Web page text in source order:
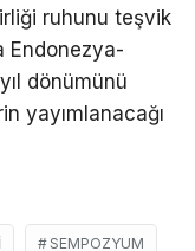
ruhunu teşvik
Endonezya-
dönümünü
yayımlanacağı
SEMPOZYUM